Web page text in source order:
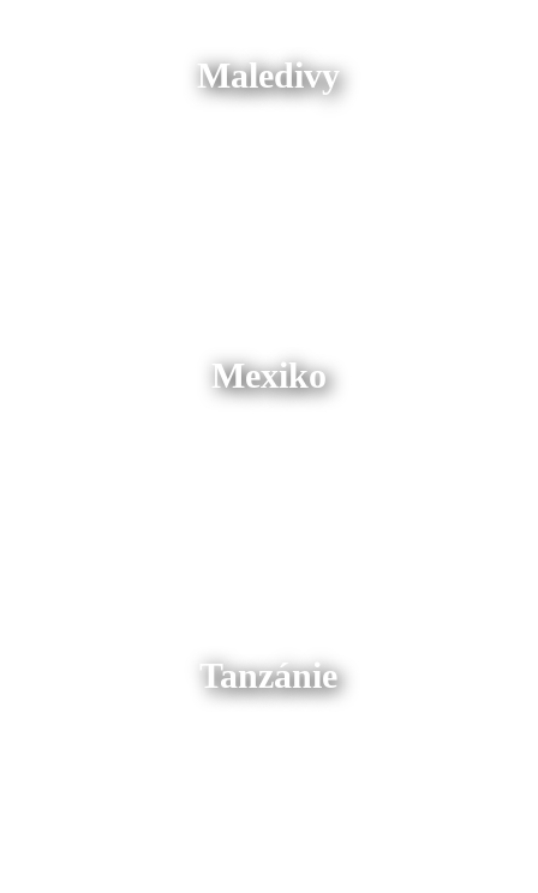
Maledivy
Mexiko
Tanzánie